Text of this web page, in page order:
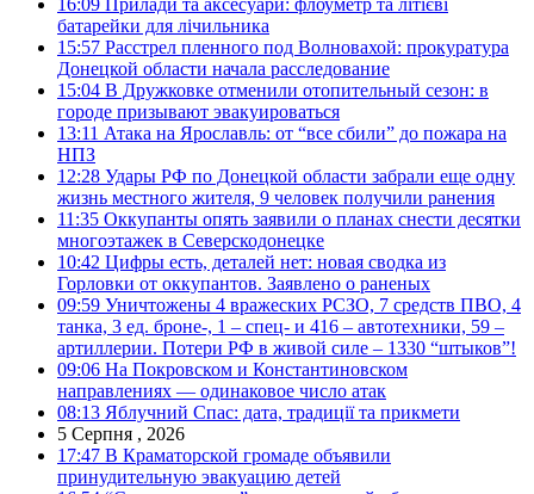
батарейки для лічильника
15:57 Расстрел пленного под Волновахой: прокуратура
Донецкой области начала расследование
15:04 В Дружковке отменили отопительный сезон: в
городе призывают эвакуироваться
13:11 Атака на Ярославль: от “все сбили” до пожара на
НПЗ
12:28 Удары РФ по Донецкой области забрали еще одну
жизнь местного жителя, 9 человек получили ранения
11:35 Оккупанты опять заявили о планах снести десятки
многоэтажек в Северскодонецке
10:42 Цифры есть, деталей нет: новая сводка из
Горловки от оккупантов. Заявлено о раненых
09:59 Уничтожены 4 вражеских РСЗО, 7 средств ПВО, 4
танка, 3 ед. броне-, 1 – спец- и 416 – автотехники, 59 –
артиллерии. Потери РФ в живой силе – 1330 “штыков”!
09:06 На Покровском и Константиновском
направлениях — одинаковое число атак
08:13 Яблучний Спас: дата, традиції та прикмети
5 Серпня , 2026
17:47 В Краматорской громаде объявили
принудительную эвакуацию детей